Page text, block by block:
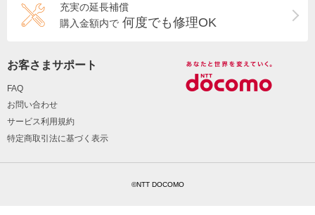
充実の延長補償
購入金額内で 何度でも修理OK
お客さまサポート
FAQ
お問い合わせ
サービス利用規約
特定商取引法に基づく表示
©NTT DOCOMO